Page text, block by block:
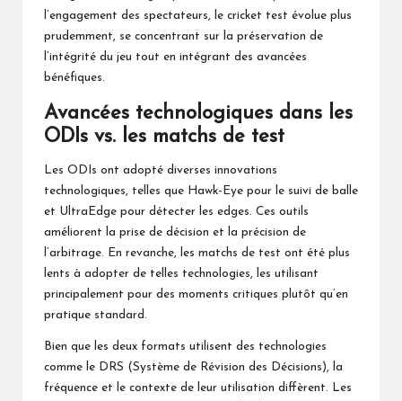
l’engagement des spectateurs, le cricket test évolue plus
prudemment, se concentrant sur la préservation de
l’intégrité du jeu tout en intégrant des avancées
bénéfiques.
Avancées technologiques dans les
ODIs vs. les matchs de test
Les ODIs ont adopté diverses innovations
technologiques, telles que Hawk-Eye pour le suivi de balle
et UltraEdge pour détecter les edges. Ces outils
améliorent la prise de décision et la précision de
l’arbitrage. En revanche, les matchs de test ont été plus
lents à adopter de telles technologies, les utilisant
principalement pour des moments critiques plutôt qu’en
pratique standard.
Bien que les deux formats utilisent des technologies
comme le DRS (Système de Révision des Décisions), la
fréquence et le contexte de leur utilisation diffèrent. Les